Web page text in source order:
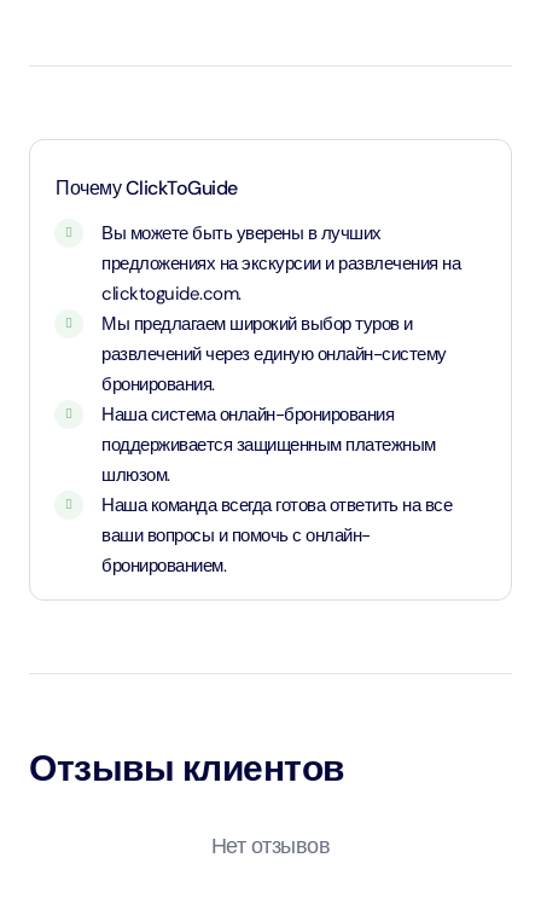
бесплатный.
тариф для взрослых
Почему ClickToGuide
Вы можете быть уверены в лучших
предложениях на экскурсии и развлечения на
clicktoguide.com.
Мы предлагаем широкий выбор туров и
развлечений через единую онлайн-систему
бронирования.
Наша система онлайн-бронирования
поддерживается защищенным платежным
шлюзом.
Наша команда всегда готова ответить на все
ваши вопросы и помочь с онлайн-
бронированием.
Отзывы клиентов
Нет отзывов